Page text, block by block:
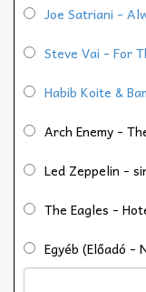
Joe Satriani -
Steve Vai - For
Habib Koite &
Arch Enemy -
Led Zeppelin -
The Eagles -
Egyéb (Előadó -